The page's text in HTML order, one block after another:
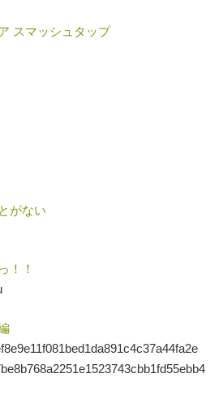
スマッシュタップ
がない
！！